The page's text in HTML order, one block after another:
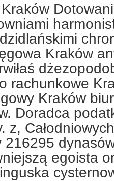
Kraków
rachunkowe
Kraków
Doradca
z,
216295
egoista